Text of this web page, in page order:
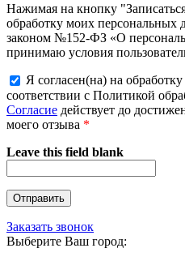
Нажимая на кнопку
обработку моих персональных
законом №152-ФЗ «О
принимаю условия
Я согласен(на) на
соответствии с Политикой
Согласие действует до
моего отзыва *
Leave this field blank
Заказать звонок
Выберите Ваш город: